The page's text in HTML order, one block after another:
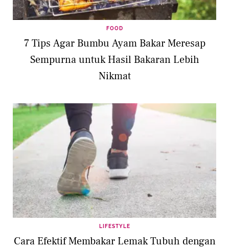
FOOD
7 Tips Agar Bumbu Ayam Bakar Meresap
Sempurna untuk Hasil Bakaran Lebih
Nikmat
LIFESTYLE
Cara Efektif Membakar Lemak Tubuh dengan